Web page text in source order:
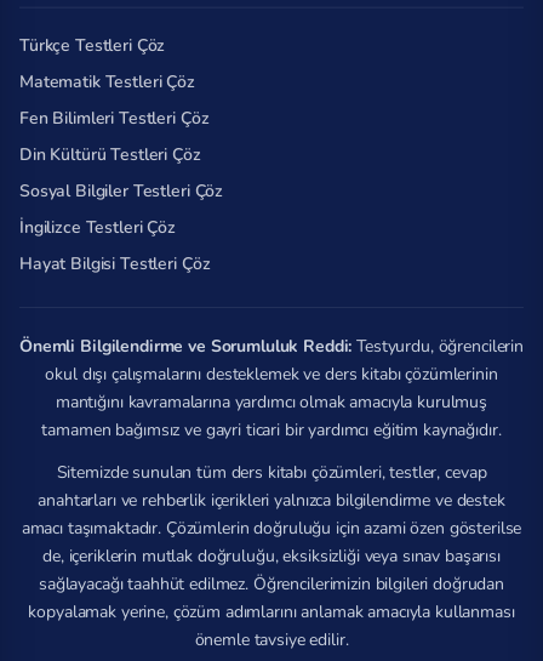
Türkçe Testleri Çöz
Matematik Testleri Çöz
Fen Bilimleri Testleri Çöz
Din Kültürü Testleri Çöz
Sosyal Bilgiler Testleri Çöz
İngilizce Testleri Çöz
Hayat Bilgisi Testleri Çöz
Önemli Bilgilendirme ve Sorumluluk Reddi: Testyurdu, öğrencilerin
okul dışı çalışmalarını desteklemek ve ders kitabı çözümlerinin
mantığını kavramalarına yardımcı olmak amacıyla kurulmuş
tamamen bağımsız ve gayri ticari bir yardımcı eğitim kaynağıdır.
Sitemizde sunulan tüm ders kitabı çözümleri, testler, cevap
anahtarları ve rehberlik içerikleri yalnızca bilgilendirme ve destek
amacı taşımaktadır. Çözümlerin doğruluğu için azami özen gösterilse
de, içeriklerin mutlak doğruluğu, eksiksizliği veya sınav başarısı
sağlayacağı taahhüt edilmez. Öğrencilerimizin bilgileri doğrudan
kopyalamak yerine, çözüm adımlarını anlamak amacıyla kullanması
önemle tavsiye edilir.